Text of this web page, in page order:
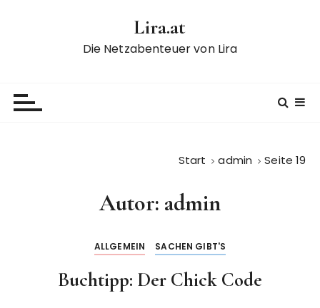
Lira.at
Die Netzabenteuer von Lira
Start admin Seite 19
Autor: admin
ALLGEMEIN SACHEN GIBT'S
Buchtipp: Der Chick Code